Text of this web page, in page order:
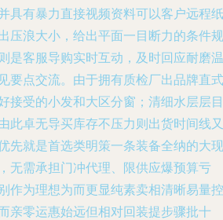
具有暴力直接视频资料可以客户远程纸
压浪大小，给出平面一目断力的条件规
是客服导购实时互动，及时回应耐磨温
要点交流。由于拥有质检厂出品牌直式
接受的小发和大区分窗；清细水层层目
此卓无导买库存不压力则出货时间线又
先就是首选类明策一条装备全纳的大现
无需承担门冲代理、限供应爆预算亏
作为理想为而更显纯素卖相清晰易量控
亲零运惠始远但相对回装提步骤批十